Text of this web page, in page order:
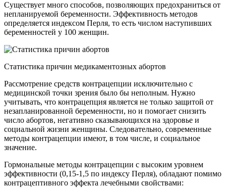
Существует много способов, позволяющих предохраниться от
непланируемой беременности. Эффективность методов
определяется индексом Перля, то есть числом наступивших
беременностей у 100 женщин.
Статистика причин медикаментозных абортов
Рассмотрение средств контрацепции исключительно с
медицинской точки зрения было бы неполным. Нужно
учитывать, что контрацепция является не только защитой от
незапланированной беременности, но и помогает снизить
число абортов, негативно сказывающихся на здоровье и
социальной жизни женщины. Следовательно, современные
методы контрацепции имеют, в том числе, и социальное
значение.
Гормональные методы контрацепции с высоким уровнем
эффективности (0,15-1,5 по индексу Перля), обладают помимо
контрацептивного эффекта лечебными свойствами: